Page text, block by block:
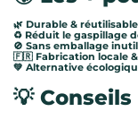
🌿 Durable & réutilisable
♻️ Réduit le gaspillage
🚫 Sans emballage
🇫🇷 Fabrication locale
💚 Alternative
💡